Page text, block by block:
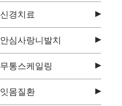
신경치료 ▶
안심사랑니발치 ▶
무통스케일링 ▶
잇몸질환 ▶